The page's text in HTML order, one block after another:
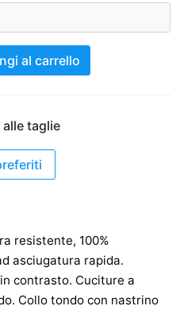
al carrello
taglie
resistente, 100%
asciugatura rapida.
contrasto. Cuciture a
Collo tondo con nastrino